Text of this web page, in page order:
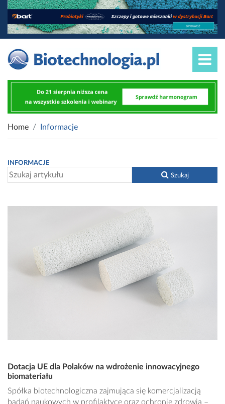
Home Informacje
INFORMACJE
Szukaj
Dotacja UE dla Polaków na wdrożenie innowacyjnego
biomateriału
Spółka biotechnologiczna zajmująca się komercjalizacją
badań naukowych w profilaktyce oraz ochronie zdrowia –